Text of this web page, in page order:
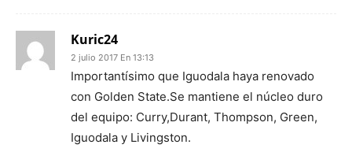
Kuric24
2 julio 2017 En 13:13
Importantísimo que Iguodala haya renovado
con Golden State.Se mantiene el núcleo duro
del equipo: Curry,Durant, Thompson, Green,
Iguodala y Livingston.